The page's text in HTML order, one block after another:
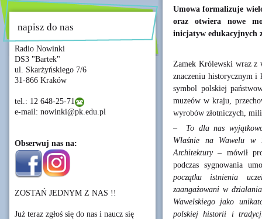
napisz do nas
Radio Nowinki
DS3 "Bartek"
ul. Skarżyńskiego 7/6
31-866 Kraków
tel.: 12 648-25-71
e-mail: nowinki@pk.edu.pl
Obserwuj nas na:
ZOSTAŃ JEDNYM Z NAS !!
Już teraz zgłoś się do nas i naucz się
Umowa formalizuje
oraz otwiera nowe
inicjatyw edukacyjnych
Zamek Królewski wraz z
znaczeniu historycznym
symbol polskiej
muzeów w kraju,
wyrobów złotniczych,
– To dla nas
Właśnie na Wawelu w
Architektury– mówił
podczas sygnowania
początku istnienia
zaangażowani w
Wawelskiego jako
polskiej historii i